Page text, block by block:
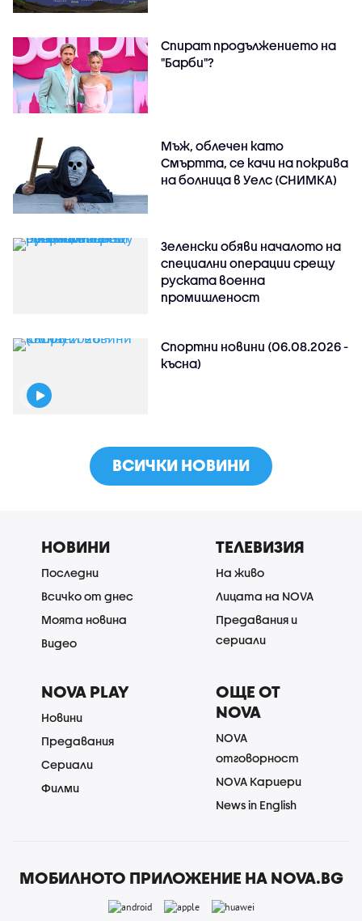
Спират продължението на
"Барби"?
Мъж, облечен като
Смъртта, се качи на покрива
на болница в Уелс (СНИМКА)
Зеленски обяви началото на
специални операции срещу
руската военна
промишленост
Спортни новини (06.08.2026 -
късна)
ВСИЧКИ НОВИНИ
НОВИНИ
Последни
Всичко от днес
Моята новина
Видео
ТЕЛЕВИЗИЯ
На живо
Лицата на NOVA
Предавания и
сериали
NOVA PLAY
Новини
Предавания
Сериали
Филми
ОЩЕ ОТ
NOVA
NOVA
отговорност
NOVA Кариери
News in English
МОБИЛНОТО ПРИЛОЖЕНИЕ НА NOVA.BG